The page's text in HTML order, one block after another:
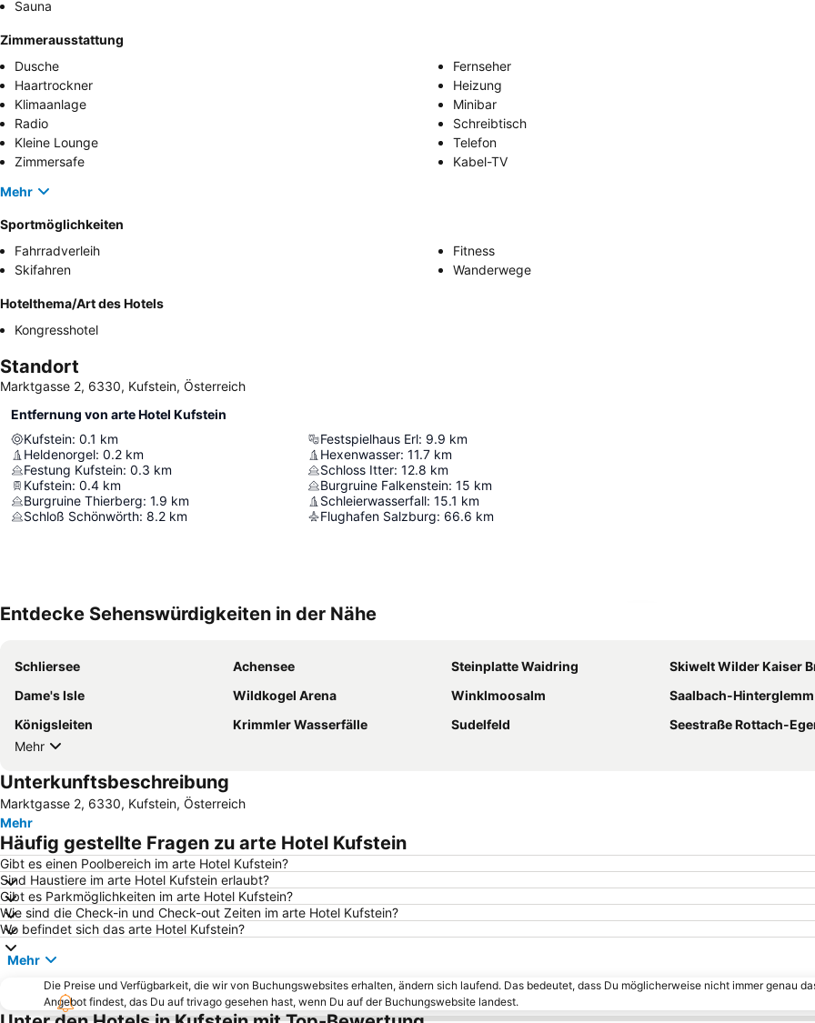
Sauna
Zimmerausstattung
Dusche
Fernseher
Haartrockner
Heizung
Klimaanlage
Minibar
Radio
Schreibtisch
Kleine Lounge
Telefon
Zimmersafe
Kabel-TV
Mehr
Sportmöglichkeiten
Fahrradverleih
Fitness
Skifahren
Wanderwege
Hotelthema/Art des Hotels
Kongresshotel
Standort
Marktgasse 2, 6330, Kufstein, Österreich
Entfernung von arte Hotel Kufstein
Kufstein: 0.1 km
Heldenorgel: 0.2 km
Festung Kufstein: 0.3 km
Kufstein: 0.4 km
Burgruine Thierberg: 1.9 km
Schloß Schönwörth: 8.2 km
Festspielhaus Erl: 9.9 km
Hexenwasser: 11.7 km
Schloss Itter: 12.8 km
Burgruine Falkenstein: 15 km
Schleierwasserfall: 15.1 km
Flughafen Salzburg: 66.6 km
Entdecke Sehenswürdigkeiten in der Nähe
Schliersee Achensee Steinplatte Waidring
Skiwelt Wilder Kaiser
Dame's Isle
Wildkogel Arena Winklmoosalm
Saalbach-Hinterglemm
Königsleiten
Krimmler Wasserfälle Sudelfeld
Seestraße Rottach-
Mehr
Unterkunftsbeschreibung
Marktgasse 2, 6330, Kufstein, Österreich
Mehr
Häufig gestellte Fragen zu arte Hotel Kufstein
Gibt es einen Poolbereich im arte Hotel Kufstein?
Sind Haustiere im arte Hotel Kufstein erlaubt?
Gibt es Parkmöglichkeiten im arte Hotel Kufstein?
Wie sind die Check-in und Check-out Zeiten im arte Hotel Kufstein?
Wo befindet sich das arte Hotel Kufstein?
Mehr
Die Preise und Verfügbarkeit, die wir von Buchungswebsites erhalten, ändern sich laufend. Das bedeutet, dass Du möglicherweise nicht immer genau
Angebot findest, das Du auf trivago gesehen hast, wenn Du auf der Buchungswebsite landest.